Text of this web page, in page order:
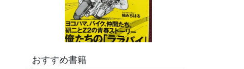
おすすめ書籍